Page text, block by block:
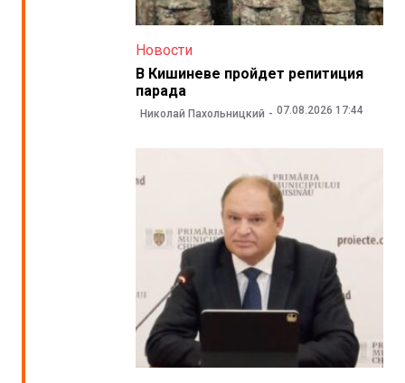
Новости
В Кишиневе пройдет репитиция
парада
Николай Пахольницкий 07.08.2026 17:44